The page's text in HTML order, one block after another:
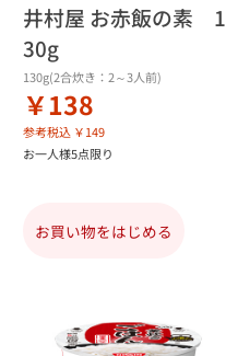
井村屋 お赤飯の素 1
30g
130g(2合炊き：2～3人前)
￥138
参考税込 ￥149
お一人様5点限り
お買い物をはじめる